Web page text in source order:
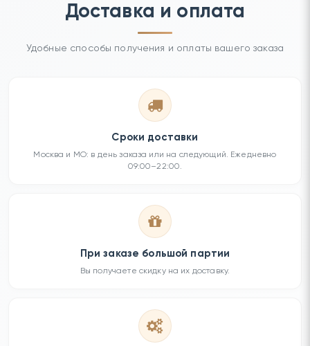
Доставка и оплата
Удобные способы получения и оплаты вашего заказа
Сроки доставки
Москва и МО: в день заказа или на следующий. Ежедневно
09:00–22:00.
При заказе большой партии
Вы получаете скидку на их доставку.